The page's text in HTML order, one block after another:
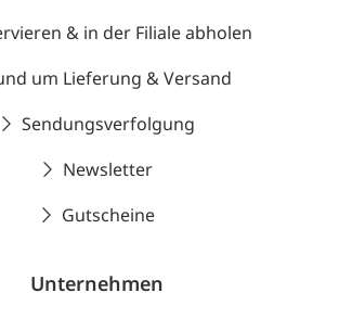
& in der Filiale abholen
um Lieferung & Versand
Sendungsverfolgung
Newsletter
Gutscheine
Unternehmen